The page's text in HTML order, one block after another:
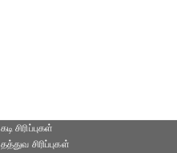
கடி சிரிப்புகள்
தத்துவ சிரிப்புகள்